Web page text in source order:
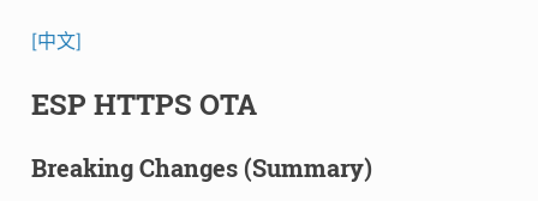
[中文]
ESP HTTPS OTA
Breaking Changes (Summary)